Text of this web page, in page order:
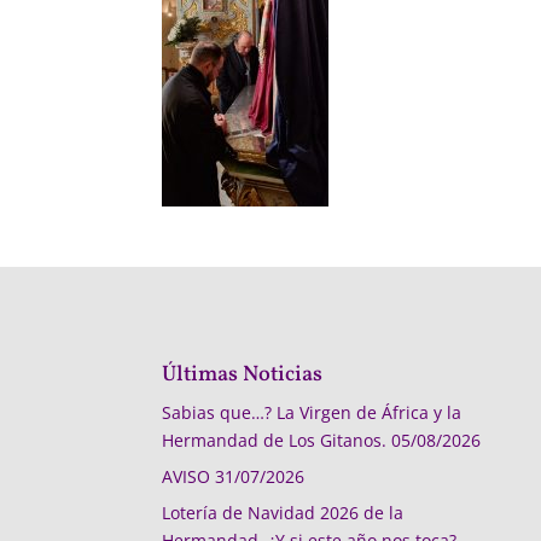
Últimas Noticias
Sabias que…? La Virgen de África y la
Hermandad de Los Gitanos. 05/08/2026
AVISO 31/07/2026
Lotería de Navidad 2026 de la